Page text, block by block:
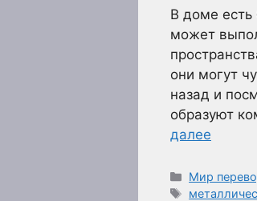
В доме есть
может
они могут
назад и
образуют
далее
Рубрики
Мир
Метки